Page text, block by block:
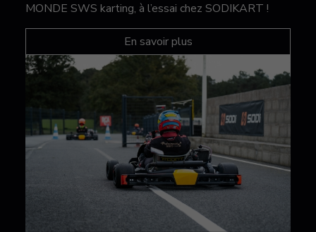
MONDE SWS karting, à l’essai chez SODIKART !
En savoir plus